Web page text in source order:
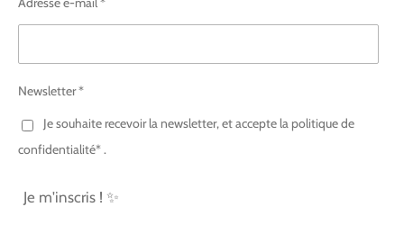
Newsletter *
Je souhaite recevoir la newsletter, et accepte la politique de
confidentialité* .
Je m'inscris ! ✨